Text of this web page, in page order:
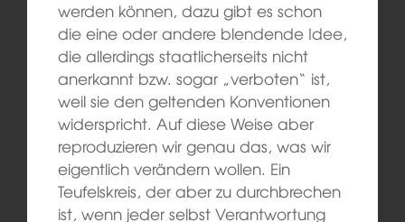
werden können, dazu gibt es schon
die eine oder andere blendende Idee,
die allerdings staatlicherseits nicht
anerkannt bzw. sogar „verboten“ ist,
weil sie den geltenden Konventionen
widerspricht. Auf diese Weise aber
reproduzieren wir genau das, was wir
eigentlich verändern wollen. Ein
Teufelskreis, der aber zu durchbrechen
ist, wenn jeder selbst Verantwortung